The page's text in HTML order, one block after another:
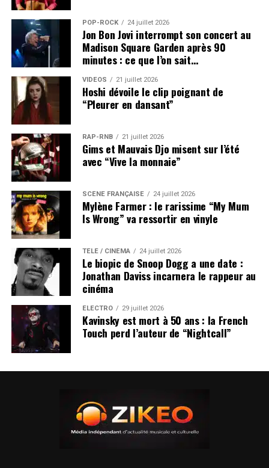
POP-ROCK 24 juillet 2026
Jon Bon Jovi interrompt son concert au
Madison Square Garden après 90
minutes : ce que l’on sait…
VIDEOS 21 juillet 2026
Hoshi dévoile le clip poignant de
“Pleurer en dansant”
RAP-RNB 21 juillet 2026
Gims et Mauvais Djo misent sur l’été
avec “Vive la monnaie”
SCÈNE FRANÇAISE 24 juillet 2026
Mylène Farmer : le rarissime “My Mum
Is Wrong” va ressortir en vinyle
TÉLÉ / CINÉMA 24 juillet 2026
Le biopic de Snoop Dogg a une date :
Jonathan Daviss incarnera le rappeur au
cinéma
ÉLECTRO 29 juillet 2026
Kavinsky est mort à 50 ans : la French
Touch perd l’auteur de “Nightcall”